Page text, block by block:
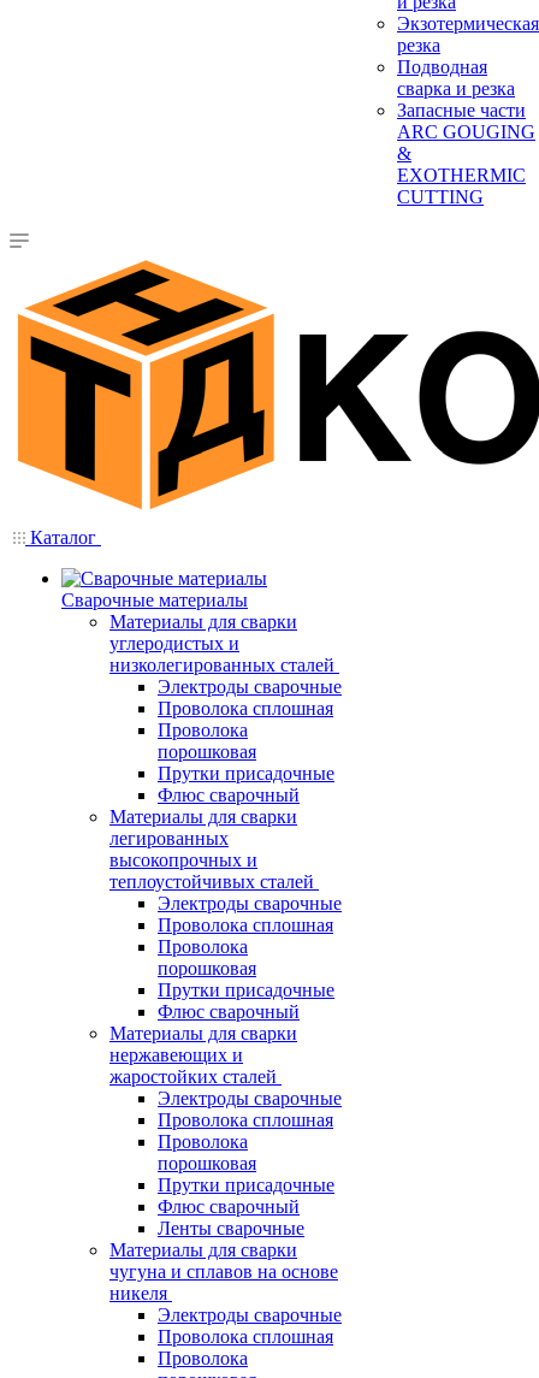
Экзотермическая
резка
Подводная
сварка и резка
Запасные части
ARC GOUGING
&
EXOTHERMIC
CUTTING
Каталог
Сварочные материалы
Материалы для сварки
углеродистых и
низколегированных сталей
Электроды сварочные
Проволока сплошная
Проволока
порошковая
Прутки присадочные
Флюс сварочный
Материалы для сварки
легированных
высокопрочных и
теплоустойчивых сталей
Электроды сварочные
Проволока сплошная
Проволока
порошковая
Прутки присадочные
Флюс сварочный
Материалы для сварки
нержавеющих и
жаростойких сталей
Электроды сварочные
Проволока сплошная
Проволока
порошковая
Прутки присадочные
Флюс сварочный
Ленты сварочные
Материалы для сварки
чугуна и сплавов на основе
никеля
Электроды сварочные
Проволока сплошная
Проволока